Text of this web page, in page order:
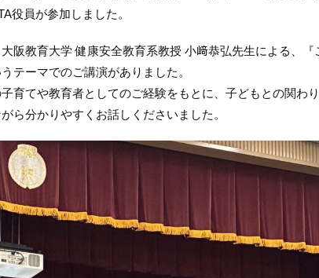
役員が参加しました。
阪教育大学 健康安全教育系教授 小﨑恭弘先生による、
テーマでのご講演がありました。
育てや教育者としてのご経験をもとに、子どもとの関わ
ら分かりやすくお話しくださいました。